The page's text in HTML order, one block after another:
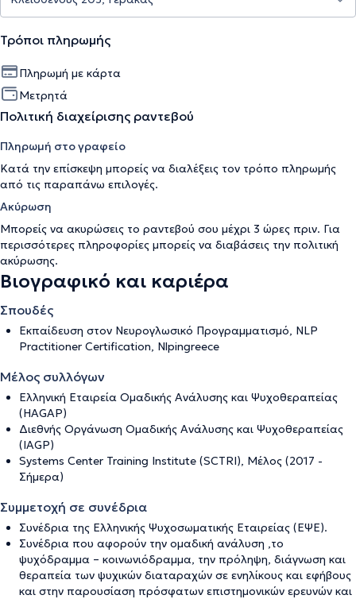
Τρόποι πληρωμής
Πληρωμή με κάρτα
Μετρητά
Πολιτική διαχείρισης ραντεβού
Πληρωμή στο γραφείο
Κατά την επίσκεψη μπορείς να διαλέξεις τον τρόπο πληρωμής
από τις παραπάνω επιλογές.
Ακύρωση
Μπορείς να ακυρώσεις το ραντεβού σου μέχρι 3 ώρες πριν. Για
περισσότερες πληροφορίες μπορείς να διαβάσεις την πολιτική
ακύρωσης.
Βιογραφικό και καριέρα
Σπουδές
Εκπαίδευση στον Νευρογλωσικό Προγραμματισμό, NLP
Practitioner Certification, Nlpingreece
Μέλος συλλόγων
Ελληνική Εταιρεία Ομαδικής Ανάλυσης και Ψυχοθεραπείας
(HAGAP)
Διεθνής Οργάνωση Ομαδικής Ανάλυσης και Ψυχοθεραπείας
(IAGP)
Systems Center Training Ιnstitute (SCTRI), Μέλος (2017 -
Σήμερα)
Συμμετοχή σε συνέδρια
Συνέδρια της Ελληνικής Ψυχοσωματικής Εταιρείας (ΕΨΕ).
Συνέδρια που αφορούν την ομαδική ανάλυση ,το
ψυχόδραμμα – κοινωνιόδραμμα, την πρόληψη, διάγνωση και
θεραπεία των ψυχικών διαταραχών σε ενηλίκους και εφήβους
και στην παρουσίαση πρόσφατων επιστημονικών ερευνών και